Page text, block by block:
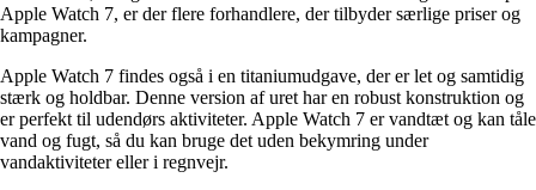
Apple Watch 7, er der flere forhandlere, der tilbyder særlige priser og
kampagner.
Apple Watch 7 findes også i en titaniumudgave, der er let og samtidig
stærk og holdbar. Denne version af uret har en robust konstruktion og
er perfekt til udendørs aktiviteter. Apple Watch 7 er vandtæt og kan tåle
vand og fugt, så du kan bruge det uden bekymring under
vandaktiviteter eller i regnvejr.